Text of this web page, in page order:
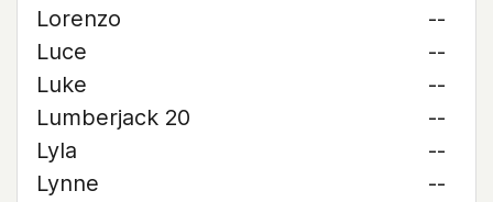
Lorenzo
--
Luce
--
Luke
--
Lumberjack 20
--
Lyla
--
Lynne
--